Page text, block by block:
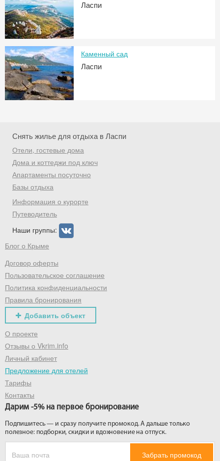
Ласпи
Каменный сад
Ласпи
Снять жилье для отдыха в Ласпи
Отели, гостевые дома
Дома и коттеджи под ключ
Апартаменты посуточно
Базы отдыха
Информация о курорте
Путеводитель
Наши группы:
Блог о Крыме
Договор оферты
Пользовательское соглашение
Политика конфиденциальности
Правила бронирования
Добавить объект
О проекте
Отзывы о Vkrim.info
Личный кабинет
Предложение для отелей
Тарифы
Контакты
Дарим -5% на первое бронирование
Подпишитесь — и сразу получите промокод. А дальше только
полезное: подборки, скидки и вдохновение на отпуск.
Забрать промокод